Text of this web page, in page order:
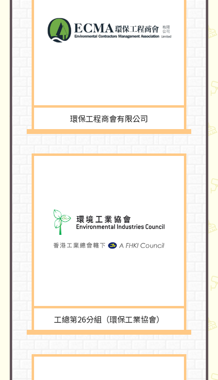
環保工程商會有限公司
工總第26分組（環保工業協會）